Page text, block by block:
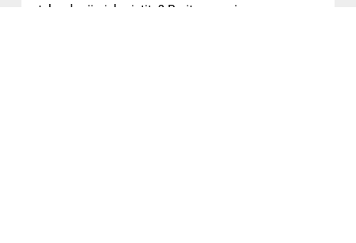
tehnologijo izkoristite? Berite naprej...